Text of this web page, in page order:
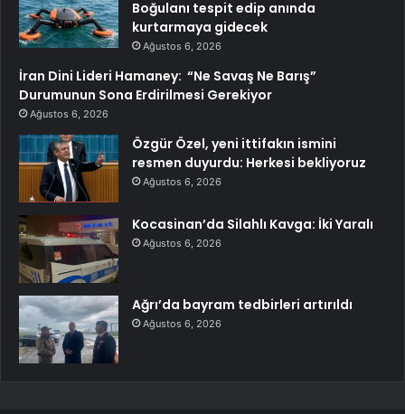
Boğulanı tespit edip anında
kurtarmaya gidecek
Ağustos 6, 2026
İran Dini Lideri Hamaney: “Ne Savaş Ne Barış”
Durumunun Sona Erdirilmesi Gerekiyor
Ağustos 6, 2026
Özgür Özel, yeni ittifakın ismini
resmen duyurdu: Herkesi bekliyoruz
Ağustos 6, 2026
Kocasinan’da Silahlı Kavga: İki Yaralı
Ağustos 6, 2026
Ağrı’da bayram tedbirleri artırıldı
Ağustos 6, 2026